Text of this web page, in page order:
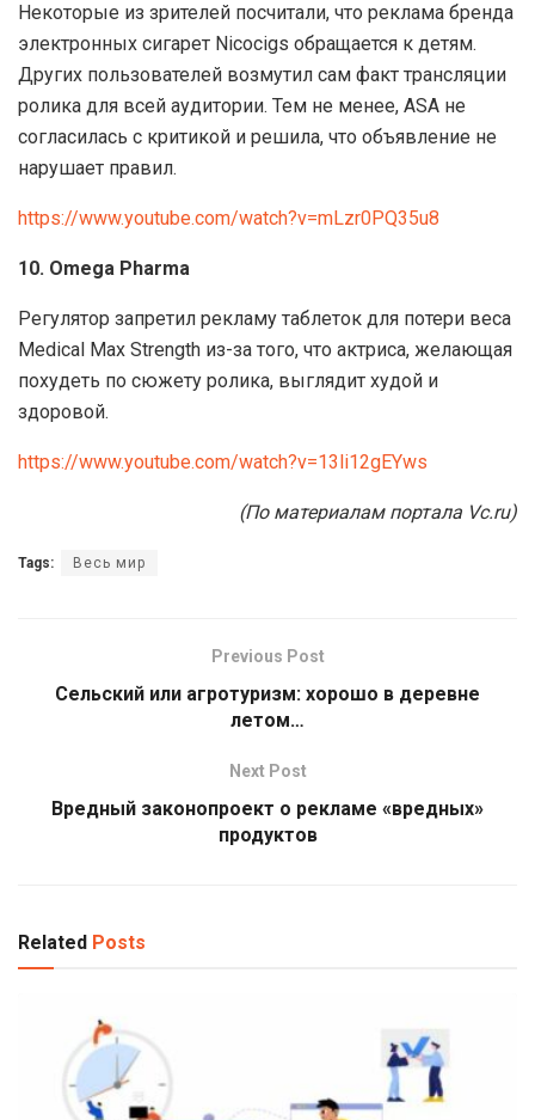
Некоторые из зрителей посчитали, что реклама бренда
электронных сигарет Nicocigs обращается к детям.
Других пользователей возмутил сам факт трансляции
ролика для всей аудитории. Тем не менее, ASA не
согласилась с критикой и решила, что объявление не
нарушает правил.
https://www.youtube.com/watch?v=mLzr0PQ35u8
10. Omega Pharma
Регулятор запретил рекламу таблеток для потери веса
Medical Max Strength из-за того, что актриса, желающая
похудеть по сюжету ролика, выглядит худой и
здоровой.
https://www.youtube.com/watch?v=13li12gEYws
(По материалам портала Vc.ru)
Tags: Весь мир
Previous Post
Сельский или агротуризм: хорошо в деревне
летом…
Next Post
Вредный законопроект о рекламе «вредных»
продуктов
Related Posts